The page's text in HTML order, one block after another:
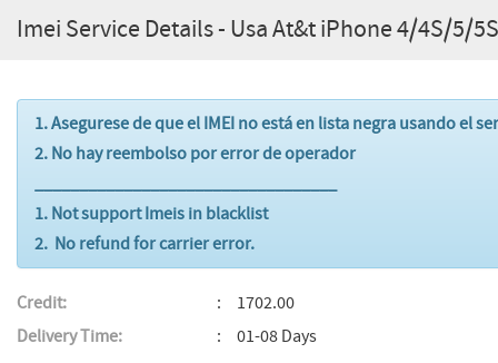
Imei Service Details - Usa At&t iPhone 4/4S/5/
1. Asegurese de que el IMEI no está en lista negra usando el
2. No hay reembolso por error de operador
__________________________________
1. Not support Imeis in blacklist
2. No refund for carrier error.
Credit:
1702.00
Delivery Time:
01-08 Days